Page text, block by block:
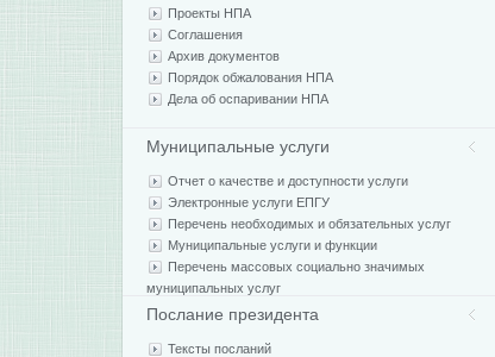
Проекты НПА
Соглашения
Архив документов
Порядок обжалования НПА
Дела об оспаривании НПА
Муниципальные услуги
Отчет о качестве и доступности услуги
Электронные услуги ЕПГУ
Перечень необходимых и обязательных услуг
Муниципальные услуги и функции
Перечень массовых социально значимых
муниципальных услуг
Послание президента
Тексты посланий